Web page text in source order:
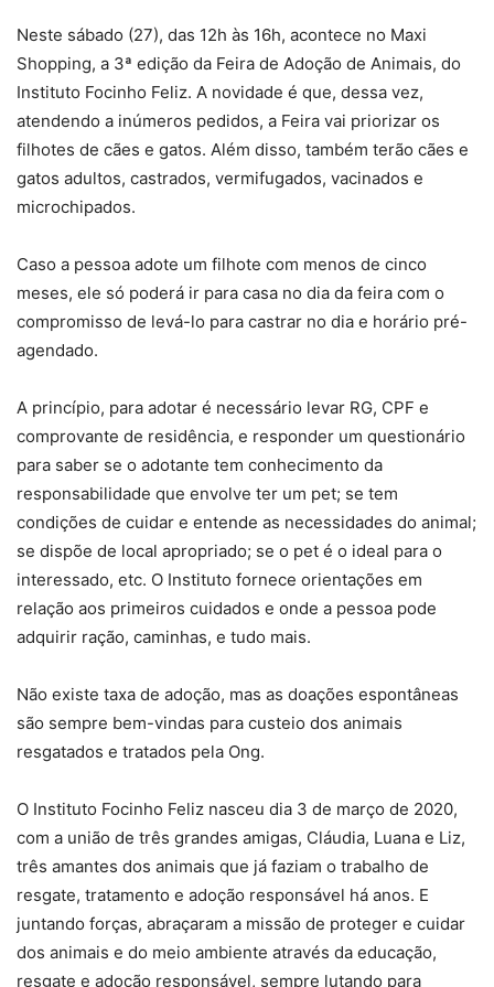
Neste sábado (27), das 12h às 16h, acontece no Maxi
Shopping, a 3ª edição da Feira de Adoção de Animais, do
Instituto Focinho Feliz. A novidade é que, dessa vez,
atendendo a inúmeros pedidos, a Feira vai priorizar os
filhotes de cães e gatos. Além disso, também terão cães e
gatos adultos, castrados, vermifugados, vacinados e
microchipados.
Caso a pessoa adote um filhote com menos de cinco
meses, ele só poderá ir para casa no dia da feira com o
compromisso de levá-lo para castrar no dia e horário pré-
agendado.
A princípio, para adotar é necessário levar RG, CPF e
comprovante de residência, e responder um questionário
para saber se o adotante tem conhecimento da
responsabilidade que envolve ter um pet; se tem
condições de cuidar e entende as necessidades do animal;
se dispõe de local apropriado; se o pet é o ideal para o
interessado, etc. O Instituto fornece orientações em
relação aos primeiros cuidados e onde a pessoa pode
adquirir ração, caminhas, e tudo mais.
Não existe taxa de adoção, mas as doações espontâneas
são sempre bem-vindas para custeio dos animais
resgatados e tratados pela Ong.
O Instituto Focinho Feliz nasceu dia 3 de março de 2020,
com a união de três grandes amigas, Cláudia, Luana e Liz,
três amantes dos animais que já faziam o trabalho de
resgate, tratamento e adoção responsável há anos. E
juntando forças, abraçaram a missão de proteger e cuidar
dos animais e do meio ambiente através da educação,
resgate e adoção responsável, sempre lutando para